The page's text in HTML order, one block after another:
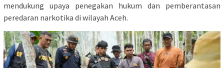
mendukung upaya penegakan hukum dan pemberantasan
peredaran narkotika di wilayah Aceh.